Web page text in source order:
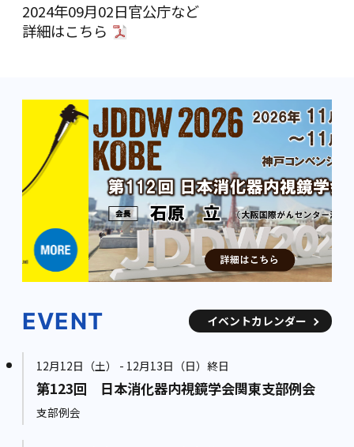
2024年09月02日官公庁など
詳細はこちら
EVENT イベントカレンダー
12月12日（土） - 12月13日（日）終日
第123回 日本消化器内視鏡学会関東支部例会
支部例会